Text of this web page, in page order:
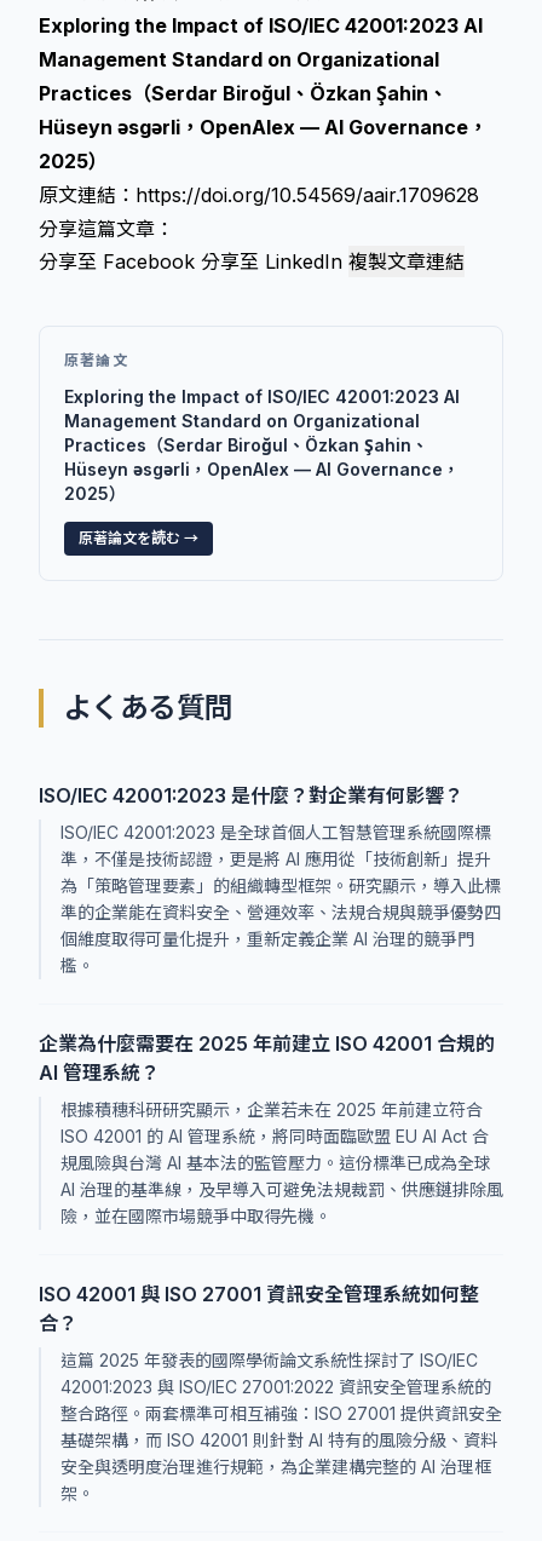
Exploring the Impact of ISO/IEC 42001:2023 AI
Management Standard on Organizational
Practices（Serdar Biroğul、Özkan Şahin、
Hüseyn əsgərli，OpenAlex — AI Governance，
2025）
原文連結： https://doi.org/10.54569/aair.1709628
分享這篇文章：
分享至 Facebook 分享至 LinkedIn 複製文章連結
原著論文
Exploring the Impact of ISO/IEC 42001:2023 AI
Management Standard on Organizational
Practices（Serdar Biroğul、Özkan Şahin、
Hüseyn əsgərli，OpenAlex — AI Governance，
2025）
原著論文を読む →
よくある質問
ISO/IEC 42001:2023 是什麼？對企業有何影響？
ISO/IEC 42001:2023 是全球首個人工智慧管理系統國際標
準，不僅是技術認證，更是將 AI 應用從「技術創新」提升
為「策略管理要素」的組織轉型框架。研究顯示，導入此標
準的企業能在資料安全、營運效率、法規合規與競爭優勢四
個維度取得可量化提升，重新定義企業 AI 治理的競爭門
檻。
企業為什麼需要在 2025 年前建立 ISO 42001 合規的
AI 管理系統？
根據積穗科研研究顯示，企業若未在 2025 年前建立符合
ISO 42001 的 AI 管理系統，將同時面臨歐盟 EU AI Act 合
規風險與台灣 AI 基本法的監管壓力。這份標準已成為全球
AI 治理的基準線，及早導入可避免法規裁罰、供應鏈排除風
險，並在國際市場競爭中取得先機。
ISO 42001 與 ISO 27001 資訊安全管理系統如何整
合？
這篇 2025 年發表的國際學術論文系統性探討了 ISO/IEC
42001:2023 與 ISO/IEC 27001:2022 資訊安全管理系統的
整合路徑。兩套標準可相互補強：ISO 27001 提供資訊安全
基礎架構，而 ISO 42001 則針對 AI 特有的風險分級、資料
安全與透明度治理進行規範，為企業建構完整的 AI 治理框
架。